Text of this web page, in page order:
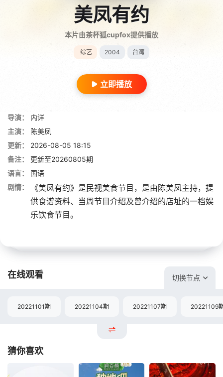
美凤有约
本片由茶杯狐cupfox提供播放
综艺 2004 台湾
立即播放
导演：
内详
主演：
陈美凤
更新：
2026-08-05 18:15
备注：
更新至20260805期
语言：
国语
剧情：
《美凤有约》是民视美食节目，是由陈美凤主持，提
供食谱资料、当周节目介绍及曾介绍的店址的一档娱
乐饮食节目。
在线观看 切换节点
20221101期 20221104期 20221107期 20221109
猜你喜欢